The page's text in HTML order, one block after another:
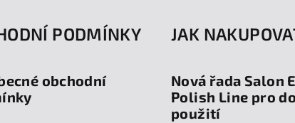
PODMÍNKY
obchodní
JAK
Nová řada Salon
Polish Line pro
použití